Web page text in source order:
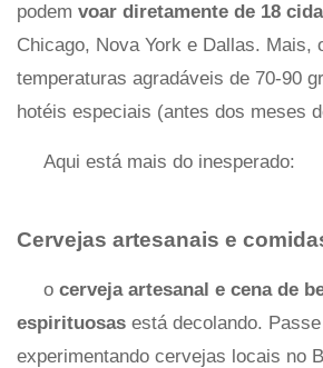
podem voar diretamente de 18
Chicago, Nova York e Dallas. Mais,
temperaturas agradáveis ​​de 70-90
hotéis especiais (antes dos meses
Aqui está mais do inesperado:
Cervejas artesanais e
o cerveja artesanal e cena de
espirituosas está decolando.
experimentando cervejas locais no